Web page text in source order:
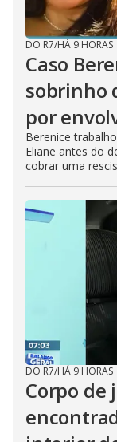
DO R7/HÁ 9 HORAS
Caso
sobrinho
por
Berenice
Eliane antes do
cobrar uma
DO R7/HÁ 9 HORAS
Corpo de